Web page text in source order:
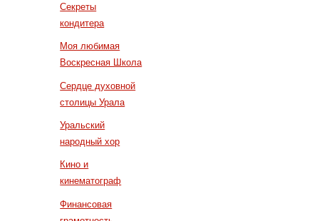
Секреты
кондитера
Моя любимая
Воскресная Школа
Сердце духовной
столицы Урала
Уральский
народный хор
Кино и
кинематограф
Финансовая